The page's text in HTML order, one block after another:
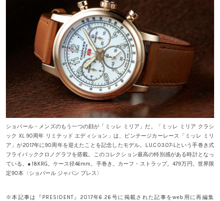
ショパール・メンズのもう一つの顔が「ミッレ ミリア」だ。「ミッレ ミリア クラシ
ック XL 90周年 リミテッド エディション」は、ビンテージカーレース「ミッレ ミリ
ア」が2017年に90周年を迎えたことを記念したモデル。L.U.C 03.07-Lという手巻き式
フライバッククロノグラフを搭載。このコレクション最高の特別感がある時計となっ
ている。●18KRG。ケース径46mm。手巻き。カーフ・ストラップ。479万円。世界限
定90本〈ショパール ジャパン プレス〉
※本記事は『PRESIDENT』2017年6.26号に掲載された記事をweb用に再編集